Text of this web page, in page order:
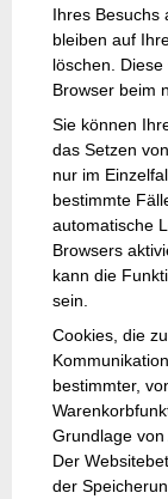
Ihres Besuchs
bleiben auf
löschen.
Browser beim
Sie können
das Setzen
nur im
bestimmte
automatische
Browsers
kann die
sein.
Cookies, die
bestimmter,
Grundlage von
Der
der